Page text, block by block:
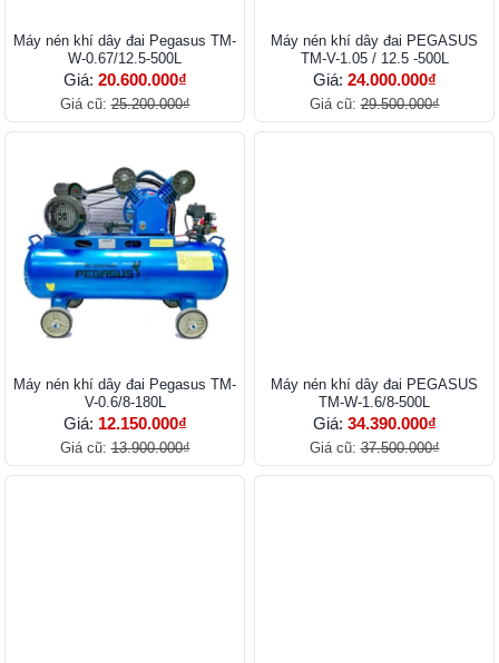
Máy nén khí dây đai Pegasus TM-
W-0.67/12.5-500L
Giá: 20.600.000₫
Giá cũ:25.200.000₫
Máy nén khí dây đai PEGASUS
TM-V-1.05 / 12.5 -500L
Giá: 24.000.000₫
Giá cũ:29.500.000₫
Máy nén khí dây đai Pegasus TM-
V-0.6/8-180L
Giá: 12.150.000₫
Giá cũ:13.900.000₫
Máy nén khí dây đai PEGASUS
TM-W-1.6/8-500L
Giá: 34.390.000₫
Giá cũ:37.500.000₫